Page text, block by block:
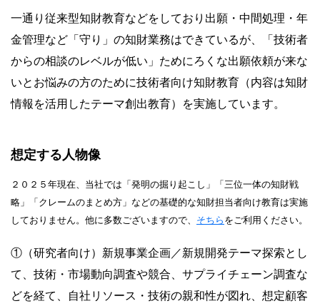
一通り従来型知財教育などをしており出願・中間処理・年
金管理など「守り」の知財業務はできているが、「技術者
からの相談のレベルが低い」ためにろくな出願依頼が来な
いとお悩みの方のために技術者向け知財教育（内容は知財
情報を活用したテーマ創出教育）を実施しています。
想定する人物像
２０２５年現在、当社では「発明の掘り起こし」「三位一体の知財戦
略」「クレームのまとめ方」などの基礎的な知財担当者向け教育は実施
しておりません。他に多数ございますので、 そちら をご利用ください。
①（研究者向け）新規事業企画／新規開発テーマ探索とし
て、技術・市場動向調査や競合、サプライチェーン調査な
どを経て、自社リソース・技術の親和性が図れ、想定顧客